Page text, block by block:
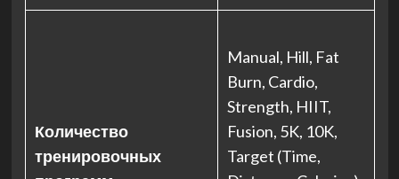
Количество
тренировочных
Manual, Hill, Fat
Burn, Cardio,
Strength, HIIT,
Fusion, 5K, 10K,
Target (Time,